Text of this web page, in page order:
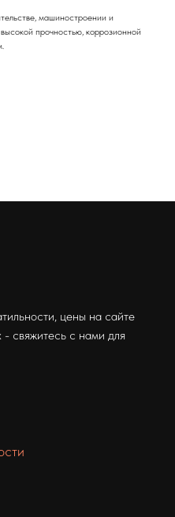
машиностроении и
прочностью, коррозионной
цены на сайте
- свяжитесь с нами для